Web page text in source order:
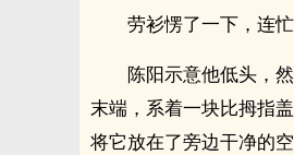
劳衫愣了一下，连
陈阳示意他低头，
末端，系着一块比拇指
将它放在了旁边干净的空